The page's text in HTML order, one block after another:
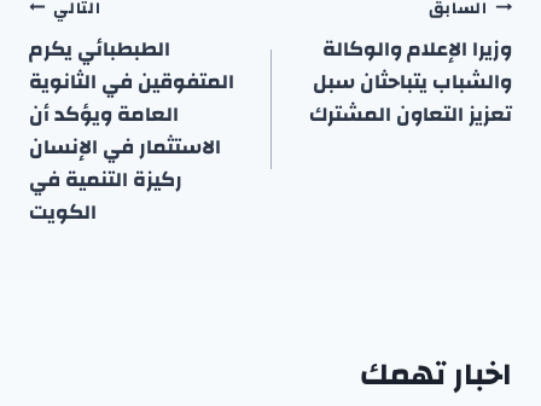
تصفّح
المقالات
السابق
وزيرا الإعلام والوكالة
والشباب يتباحثان سبل
تعزيز التعاون المشترك
التالي
الطبطبائي يكرم
المتفوقين في الثانوية
العامة ويؤكد أن
الاستثمار في الإنسان
ركيزة التنمية في
الكويت
اخبار تهمك